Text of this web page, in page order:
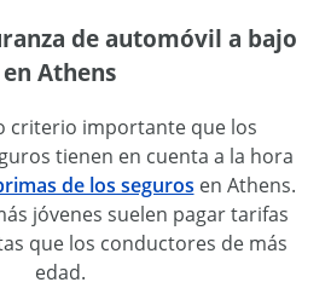
de automóvil a bajo
Athens
criterio importante que los
tienen en cuenta a la hora
de los seguros en Athens.
jóvenes suelen pagar tarifas
que los conductores de más
edad.